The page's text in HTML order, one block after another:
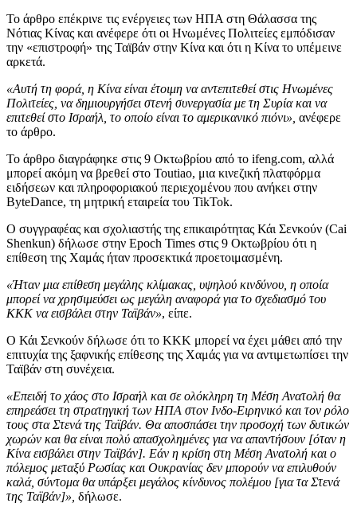
Το άρθρο επέκρινε τις ενέργειες των ΗΠΑ στη Θάλασσα της
Νότιας Κίνας και ανέφερε ότι οι Ηνωμένες Πολιτείες εμπόδισαν
την «επιστροφή» της Ταϊβάν στην Κίνα και ότι η Κίνα το υπέμεινε
αρκετά.
«Αυτή τη φορά, η Κίνα είναι έτοιμη να αντεπιτεθεί στις Ηνωμένες
Πολιτείες, να δημιουργήσει στενή συνεργασία με τη Συρία και να
επιτεθεί στο Ισραήλ, το οποίο είναι το αμερικανικό πιόνι», ανέφερε
το άρθρο.
Το άρθρο διαγράφηκε στις 9 Οκτωβρίου από το ifeng.com, αλλά
μπορεί ακόμη να βρεθεί στο Toutiao, μια κινεζική πλατφόρμα
ειδήσεων και πληροφοριακού περιεχομένου που ανήκει στην
ByteDance, τη μητρική εταιρεία του TikTok.
Ο συγγραφέας και σχολιαστής της επικαιρότητας Κάι Σενκούν (Cai
Shenkun) δήλωσε στην Epoch Times στις 9 Οκτωβρίου ότι η
επίθεση της Χαμάς ήταν προσεκτικά προετοιμασμένη.
«Ήταν μια επίθεση μεγάλης κλίμακας, υψηλού κινδύνου, η οποία
μπορεί να χρησιμεύσει ως μεγάλη αναφορά για το σχεδιασμό του
ΚΚΚ να εισβάλει στην Ταϊβάν», είπε.
Ο Κάι Σενκούν δήλωσε ότι το ΚΚΚ μπορεί να έχει μάθει από την
επιτυχία της ξαφνικής επίθεσης της Χαμάς για να αντιμετωπίσει την
Ταϊβάν στη συνέχεια.
«Επειδή το χάος στο Ισραήλ και σε ολόκληρη τη Μέση Ανατολή θα
επηρεάσει τη στρατηγική των ΗΠΑ στον Ινδο-Ειρηνικό και τον ρόλο
τους στα Στενά της Ταϊβάν. Θα αποσπάσει την προσοχή των δυτικών
χωρών και θα είναι πολύ απασχολημένες για να απαντήσουν [όταν η
Κίνα εισβάλει στην Ταϊβάν]. Εάν η κρίση στη Μέση Ανατολή και ο
πόλεμος μεταξύ Ρωσίας και Ουκρανίας δεν μπορούν να επιλυθούν
καλά, σύντομα θα υπάρξει μεγάλος κίνδυνος πολέμου [για τα Στενά
της Ταϊβάν]», δήλωσε.